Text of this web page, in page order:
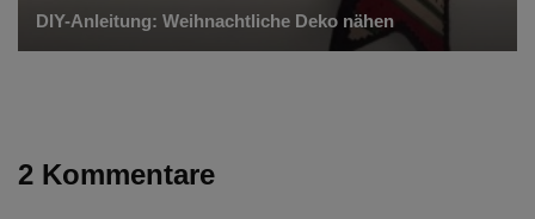
DIY-Anleitung: Weihnachtliche Deko nähen
2 Kommentare